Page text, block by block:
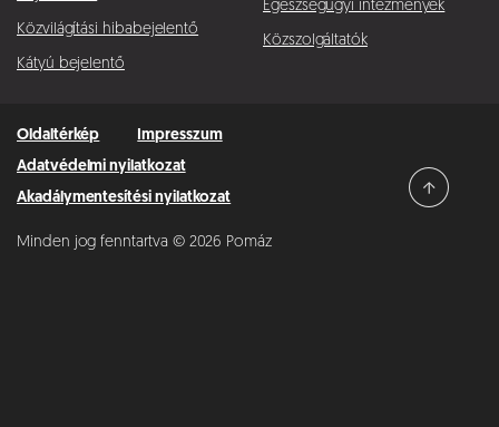
Közvilágítási hibabejelentő
Kátyú bejelentő
Egészségügyi intézmények
Közszolgáltatók
Oldaltérkép
Impresszum
Adatvédelmi nyilatkozat
Akadálymentesítési nyilatkozat
Minden jog fenntartva © 2026 Pomáz